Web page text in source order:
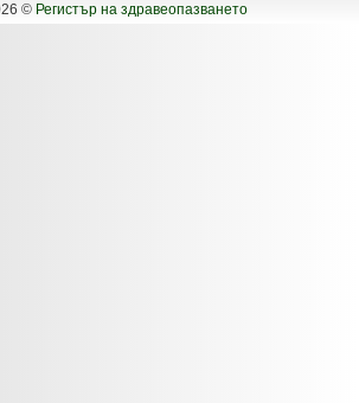
© Регистър на здравеопазването